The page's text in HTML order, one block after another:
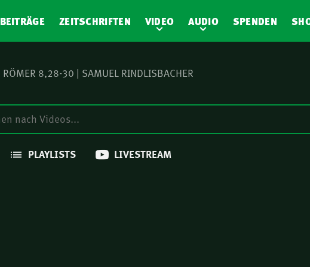
BEITRÄGE ZEITSCHRIFTEN VIDEO AUDIO SPENDEN
RÖMER 8,28-30 | SAMUEL RINDLISBACHER
PLAYLISTS LIVESTREAM